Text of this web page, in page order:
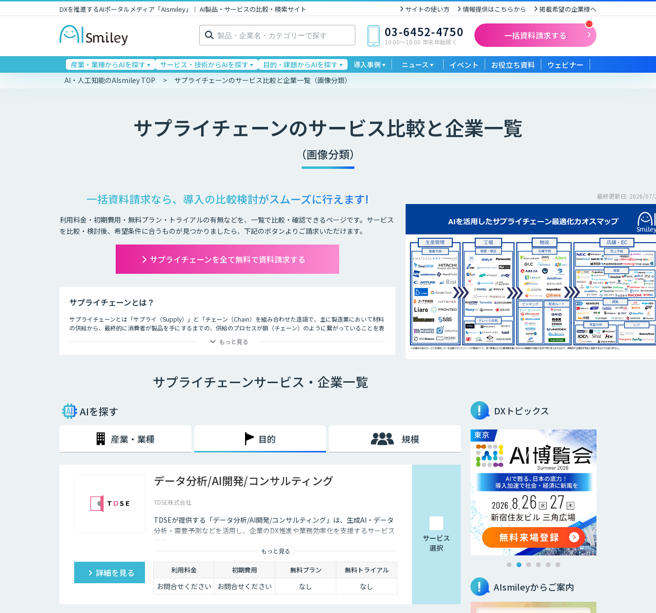
DXを推進するAIポータルメディア「AIsmiley」｜ AI製品・サービスの比較・検索サイト サイトの使い方 情報提供はこちらから 掲載希望の企業様へ
検
索: 03-6452-4750
10:00〜18:00 年末年始除く
一括資料請求する
産業・業種からAIを探す サービス・技術からAIを探す 目的・課題からAIを探す 導入事例 ニュース イベント お役立ち資料 ウェビナー
AI・人工知能のAIsmiley TOP サプライチェーンのサービス比較と企業一覧（画像分類）
サプライチェーンのサービス比較と企業一覧
（画像分類）
一括資料請求なら、導入の比較検討がスムーズに行えます!
利用料金・初期費用・無料プラン・トライアルの有無などを、一覧で比較・確認できるページです。サービス
を比較・検討後、希望条件に合うものが見つかりましたら、下記のボタンよりご請求いただけます。
サプライチェーンを全て無料で資料請求する
最終更新日: 2026/07/
サプライチェーンとは？
サプライチェーンとは「サプライ（Supply）」と「チェーン（Chain）を組み合わせた造語で、主に製造業において材料
の供給から、最終的に消費者が製品を手にするまでの、供給のプロセスが鎖（チェーン）のように繋がっていることを表
ます。工場や倉庫では良品と不良品の検知、店舗ではAIカメラを設置して来客者を分析。最適な商品陳列や適切な人材配
サプライチェーンAI製品・サービスにはツールによって機能や実現できる内容に違いがありますので、自社の課題は何
か、どんな結果を実現したいのかという観点から、それぞれのツールの違いを充分に比較検討することが重要です。
もっと見る
サプライチェーンサービス・企業一覧
AIを探す
産業・業種 目的 規模
データ分析/AI開発/コンサルティング
TDSE株式会社
TDSEが提供する「データ分析/AI開発/コンサルティング」は、生成AI・データ
分析・需要予測などを活用し、企業のDX推進や業務効率化を支援するサービス
です。
もっと見る
詳細を見る 利用料金 初期費用 無料プラン 無料トライアル
お問合せください お問合せください なし なし
サービス
選択
DXトピックス
AIsmileyからご案内